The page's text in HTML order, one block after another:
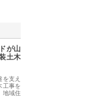
が山
土木
を支え
工事を
地域住